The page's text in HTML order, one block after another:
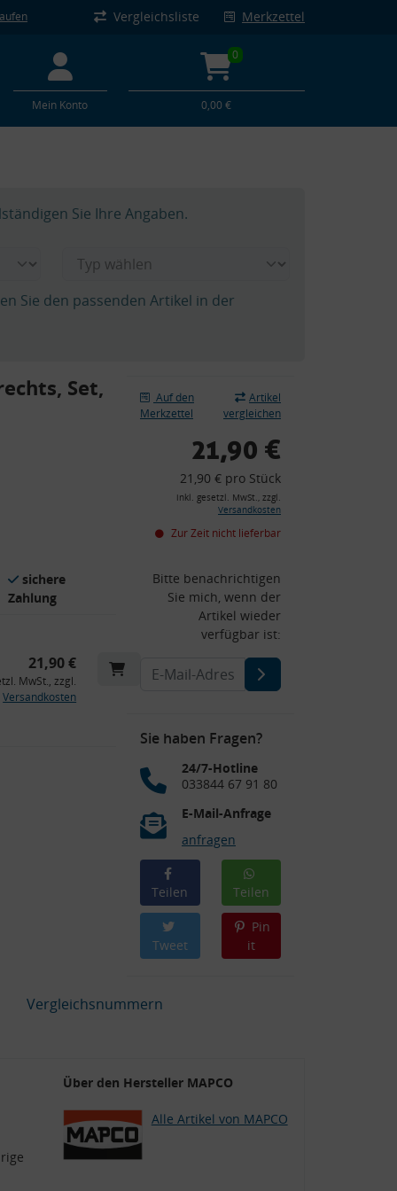
Vergleichsliste Merkzettel
Mein Konto
0
0,00 €
Sie Ihre Angaben.
Sie den passenden Artikel in der
Set,
sichere
Zahlung
21,90 €
MwSt., zzgl.
Versandkosten
Auf den
Merkzettel
Artikel
vergleichen
21,90 €
21,90 € pro Stück
inkl. gesetzl. MwSt., zzgl.
Versandkosten
Zur Zeit nicht lieferbar
Bitte benachrichtigen
Sie mich, wenn der
Artikel wieder
verfügbar ist:
Sie haben Fragen?
24/7-Hotline
033844 67 91 80
E-Mail-Anfrage
anfragen
Teilen Teilen
Tweet
Pin
it
Vergleichsnummern
Über den Hersteller MAPCO
Alle Artikel von MAPCO